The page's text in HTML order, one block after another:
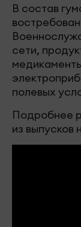
В состав
сети,
полевых
Подробнее
из выпусков